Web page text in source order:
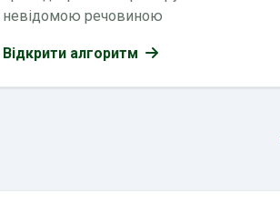
невідомою речовиною
Відкрити алгоритм